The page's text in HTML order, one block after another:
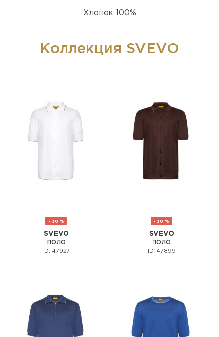
Хлопок 100%
Коллекция SVEVO
- 30 %
SVEVO
ПОЛО
ID: 47927
- 30 %
SVEVO
ПОЛО
ID: 47899